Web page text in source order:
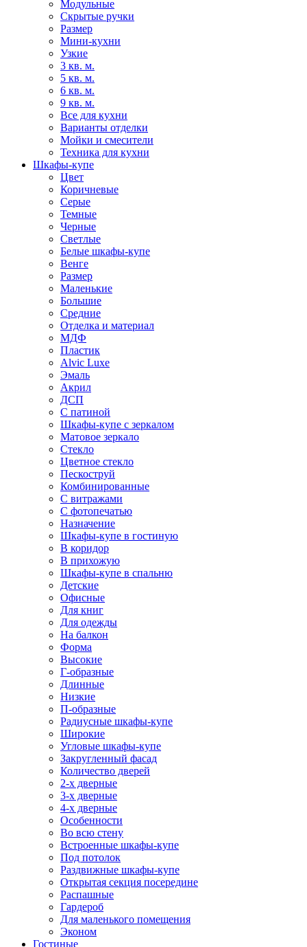
Модульные
Скрытые ручки
Размер
Мини-кухни
Узкие
3 кв. м.
5 кв. м.
6 кв. м.
9 кв. м.
Все для кухни
Варианты отделки
Мойки и смесители
Техника для кухни
Шкафы-купе
Цвет
Коричневые
Серые
Темные
Черные
Светлые
Белые шкафы-купе
Венге
Размер
Маленькие
Большие
Средние
Отделка и материал
МДФ
Пластик
Alvic Luxe
Эмаль
Акрил
ДСП
С патиной
Шкафы-купе с зеркалом
Матовое зеркало
Стекло
Цветное стекло
Пескоструй
Комбинированные
С витражами
С фотопечатью
Назначение
Шкафы-купе в гостиную
В коридор
В прихожую
Шкафы-купе в спальню
Детские
Офисные
Для книг
Для одежды
На балкон
Форма
Высокие
Г-образные
Длинные
Низкие
П-образные
Радиусные шкафы-купе
Широкие
Угловые шкафы-купе
Закругленный фасад
Количество дверей
2-х дверные
3-х дверные
4-х дверные
Особенности
Во всю стену
Встроенные шкафы-купе
Под потолок
Раздвижные шкафы-купе
Открытая секция посередине
Распашные
Гардероб
Для маленького помещения
Эконом
Гостиные